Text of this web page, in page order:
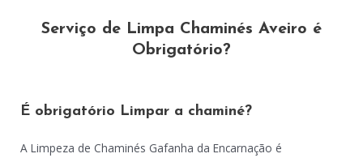
Serviço de Limpa Chaminés Aveiro é
Obrigatório?
É obrigatório Limpar a chaminé?
A Limpeza de Chaminés Gafanha da Encarnação é